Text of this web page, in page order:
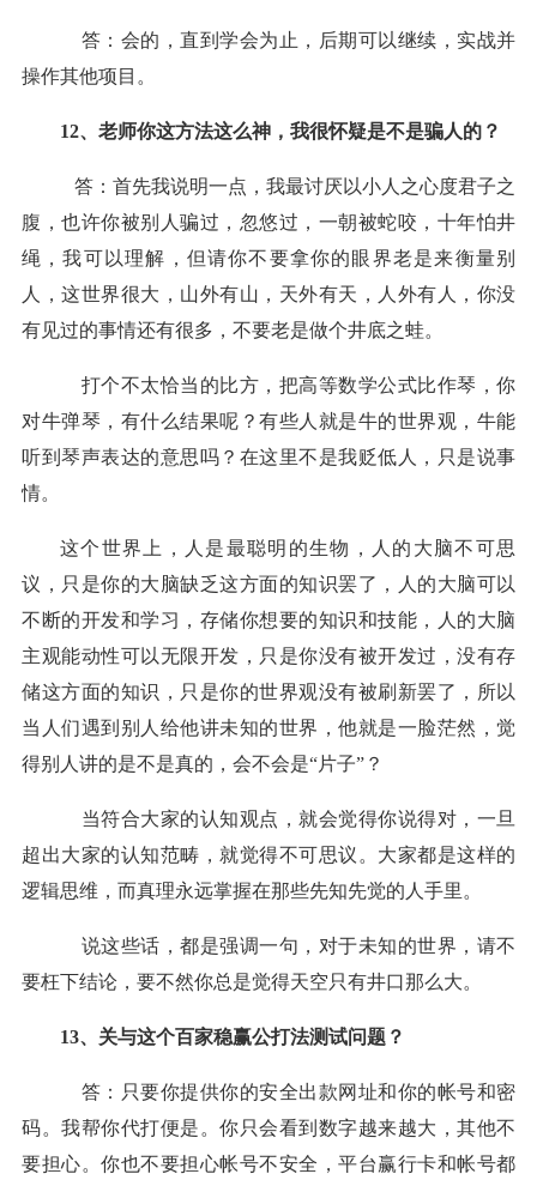
答：会的，直到学会为止，后期可以继续，实战并
操作其他项目。
12、老师你这方法这么神，我很怀疑是不是骗人的？
答：首先我说明一点，我最讨厌以小人之心度君子之
腹，也许你被别人骗过，忽悠过，一朝被蛇咬，十年怕井
绳，我可以理解，但请你不要拿你的眼界老是来衡量别
人，这世界很大，山外有山，天外有天，人外有人，你没
有见过的事情还有很多，不要老是做个井底之蛙。
打个不太恰当的比方，把高等数学公式比作琴，你
对牛弹琴，有什么结果呢？有些人就是牛的世界观，牛能
听到琴声表达的意思吗？在这里不是我贬低人，只是说事
情。
这个世界上，人是最聪明的生物，人的大脑不可思
议，只是你的大脑缺乏这方面的知识罢了，人的大脑可以
不断的开发和学习，存储你想要的知识和技能，人的大脑
主观能动性可以无限开发，只是你没有被开发过，没有存
储这方面的知识，只是你的世界观没有被刷新罢了，所以
当人们遇到别人给他讲未知的世界，他就是一脸茫然，觉
得别人讲的是不是真的，会不会是“片子”？
当符合大家的认知观点，就会觉得你说得对，一旦
超出大家的认知范畴，就觉得不可思议。大家都是这样的
逻辑思维，而真理永远掌握在那些先知先觉的人手里。
说这些话，都是强调一句，对于未知的世界，请不
要枉下结论，要不然你总是觉得天空只有井口那么大。
13、关与这个百家稳赢公打法测试问题？
答：只要你提供你的安全出款网址和你的帐号和密
码。我帮你代打便是。你只会看到数字越来越大，其他不
要担心。你也不要担心帐号不安全，平台赢行卡和帐号都